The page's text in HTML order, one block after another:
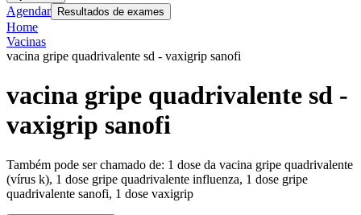
Agendar Resultados de exames
Home
Vacinas
vacina gripe quadrivalente sd - vaxigrip sanofi
vacina gripe quadrivalente sd -
vaxigrip sanofi
Também pode ser chamado de: 1 dose da vacina gripe quadrivalente
(vírus k), 1 dose gripe quadrivalente influenza, 1 dose gripe
quadrivalente sanofi, 1 dose vaxigrip